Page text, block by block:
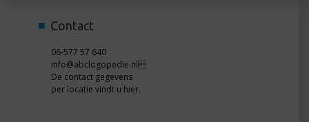
Contact
06-577 57 640
info@abclogopedie.nl
De contact gegevens
per locatie vindt u hier.